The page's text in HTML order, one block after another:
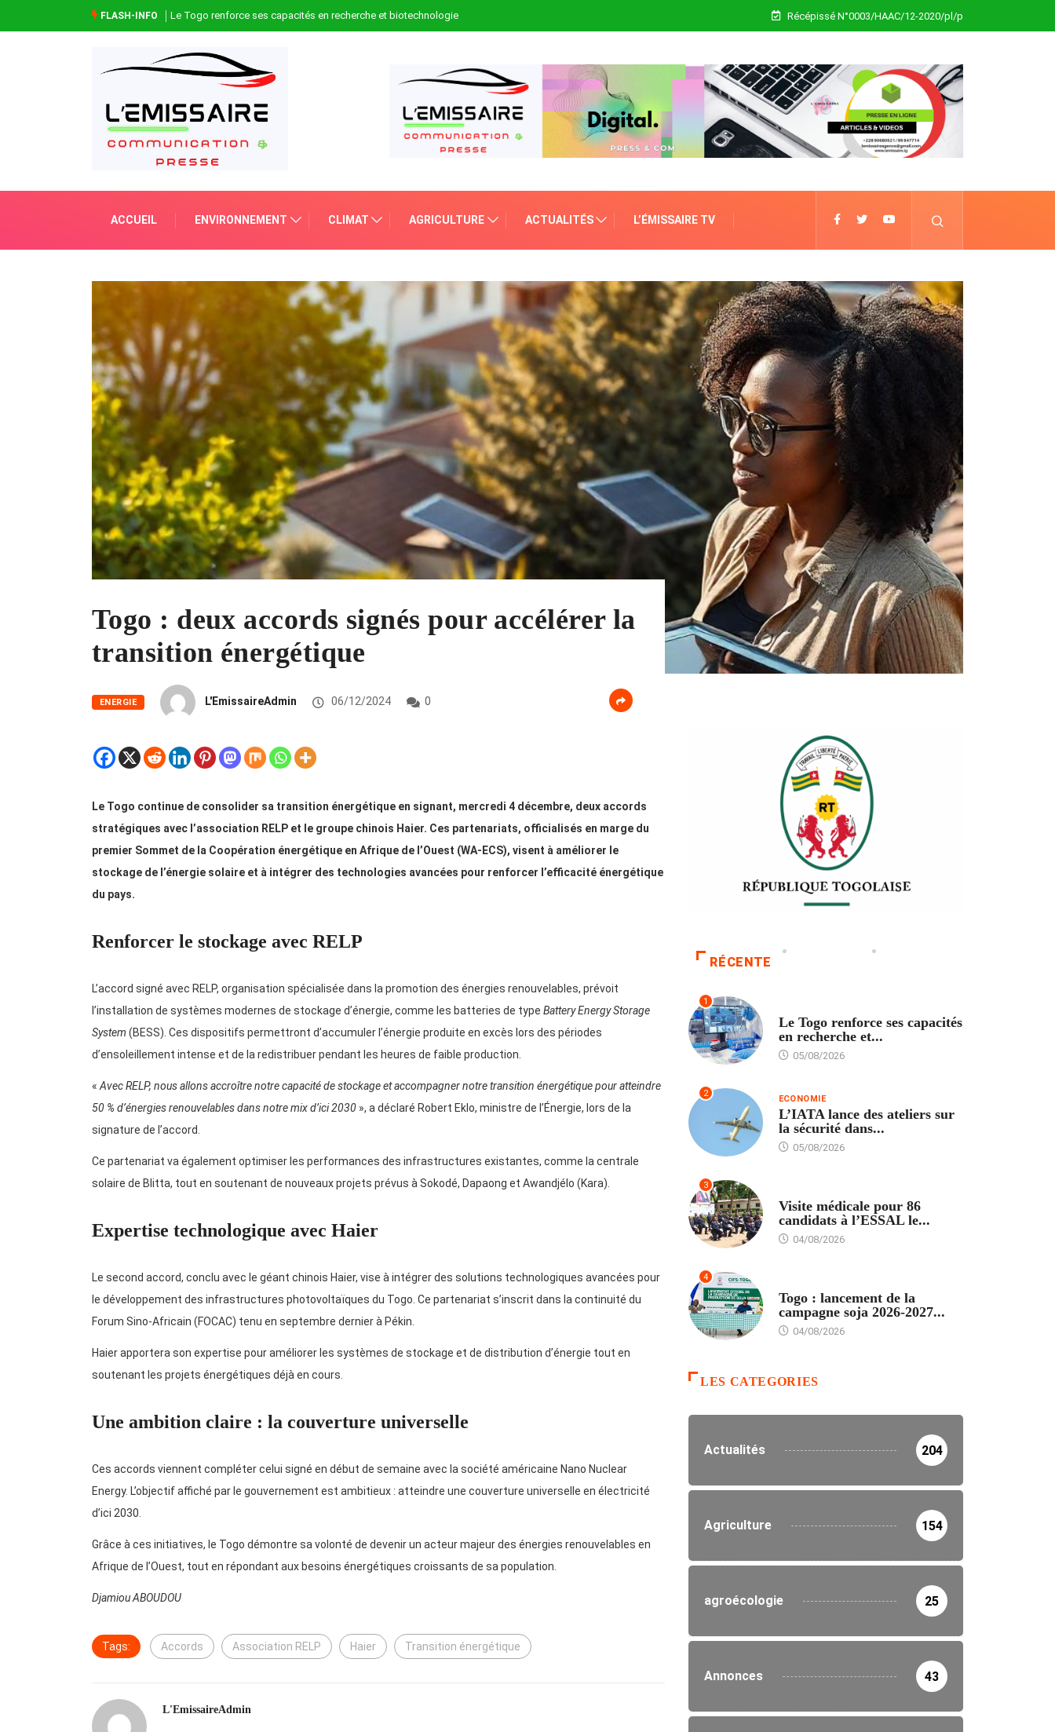
FLASH-INFO Le Togo renforce ses capacités en recherche et biotechnologie Récépissé N°0003/HAAC/12-2020/pl/p
ACCUEIL ENVIRONNEMENT CLIMAT AGRICULTURE ACTUALITÉS L’ÉMISSAIRE TV
Togo : deux accords signés pour accélérer la
transition énergétique
ENERGIE L'EmissaireAdmin 06/12/2024 0
Le Togo continue de consolider sa transition énergétique en signant, mercredi 4 décembre, deux accords
stratégiques avec l’association RELP et le groupe chinois Haier. Ces partenariats, officialisés en marge du
premier Sommet de la Coopération énergétique en Afrique de l’Ouest (WA-ECS), visent à améliorer le
stockage de l’énergie solaire et à intégrer des technologies avancées pour renforcer l’efficacité énergétique
du pays.
Renforcer le stockage avec RELP
L’accord signé avec RELP, organisation spécialisée dans la promotion des énergies renouvelables, prévoit
l’installation de systèmes modernes de stockage d’énergie, comme les batteries de type Battery Energy Storage
System (BESS). Ces dispositifs permettront d’accumuler l’énergie produite en excès lors des périodes
d’ensoleillement intense et de la redistribuer pendant les heures de faible production.
«Avec RELP, nous allons accroître notre capacité de stockage et accompagner notre transition énergétique pour atteindre
50 % d’énergies renouvelables dans notre mix d’ici 2030 », a déclaré Robert Eklo, ministre de l’Énergie, lors de la
signature de l’accord.
Ce partenariat va également optimiser les performances des infrastructures existantes, comme la centrale
solaire de Blitta, tout en soutenant de nouveaux projets prévus à Sokodé, Dapaong et Awandjélo (Kara).
Expertise technologique avec Haier
Le second accord, conclu avec le géant chinois Haier, vise à intégrer des solutions technologiques avancées pour
le développement des infrastructures photovoltaïques du Togo. Ce partenariat s’inscrit dans la continuité du
Forum Sino-Africain (FOCAC) tenu en septembre dernier à Pékin.
Haier apportera son expertise pour améliorer les systèmes de stockage et de distribution d’énergie tout en
soutenant les projets énergétiques déjà en cours.
Une ambition claire : la couverture universelle
Ces accords viennent compléter celui signé en début de semaine avec la société américaine Nano Nuclear
Energy. L’objectif affiché par le gouvernement est ambitieux : atteindre une couverture universelle en électricité
d’ici 2030.
Grâce à ces initiatives, le Togo démontre sa volonté de devenir un acteur majeur des énergies renouvelables en
Afrique de l’Ouest, tout en répondant aux besoins énergétiques croissants de sa population.
Djamiou ABOUDOU
Tags: Accords Association RELP Haier Transition énergétique
L'EmissaireAdmin
RÉCENTE
1
Le Togo renforce ses capacités
en recherche et...
05/08/2026
2 ECONOMIE
L’IATA lance des ateliers sur
la sécurité dans...
05/08/2026
3
Visite médicale pour 86
candidats à l’ESSAL le...
04/08/2026
4
Togo : lancement de la
campagne soja 2026-2027...
04/08/2026
LES CATEGORIES
Actualités 204
Agriculture 154
agroécologie 25
Annonces 43